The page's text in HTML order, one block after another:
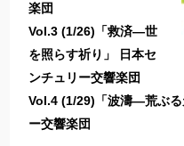
楽団
Vol.3 (1/26)「救済—世
を照らす祈り」 日本セ
ンチュリー交響楽団
Vol.4 (1/29)「波濤—荒ぶる
ー交響楽団